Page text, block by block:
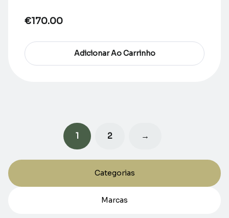
Categorias
Marcas
€170.00
Adicionar Ao Carrinho
1 2 →